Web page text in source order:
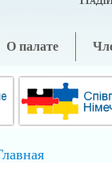
О палате